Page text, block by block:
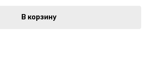
В корзину